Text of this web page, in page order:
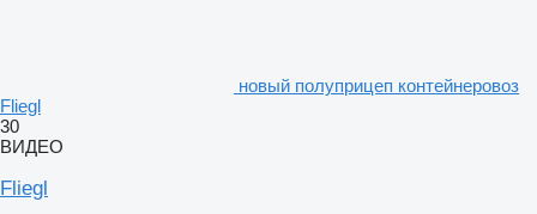
новый полуприцеп контейнеровоз
Fliegl
30
ВИДЕО
Fliegl